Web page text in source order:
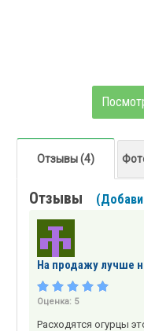
Отзывы (4)
Отзывы
На продажу лучше
Оценка: 5
Расходятся огурцы